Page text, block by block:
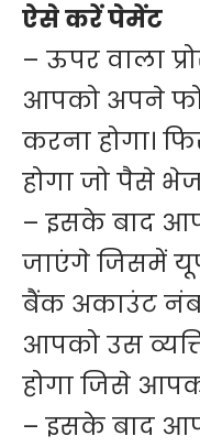
ऐसे करें पेमेंट
– ऊपर वाला
आपको अपने
करना होगा।
होगा जो पैसे
– इसके बाद
जाएंगे जिसमें
बैंक अकाउंट
आपको उस
होगा जिसे
– इसके बाद